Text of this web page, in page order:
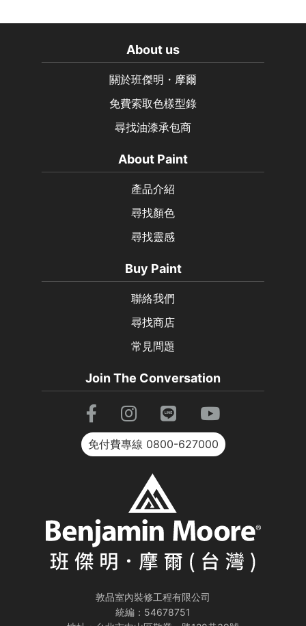
敦品室內裝修工程有限公司
統編：54678751
About us
關於班傑明・摩爾
免費索取色樣型錄
尋找油漆承包商
About Paint
產品介紹
尋找顏色
尋找靈感
Buy Paint
聯絡我們
尋找商店
常見問題
Join The Conversation
免付費專線 0800-627000